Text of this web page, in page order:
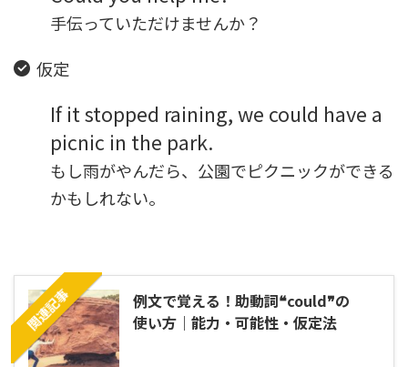
手伝っていただけませんか？
仮定
If it stopped raining, we could have a
picnic in the park.
もし雨がやんだら、公園でピクニックができる
かもしれない。
関連記事
例文で覚える！助動詞❝could❞の
使い方｜能力・可能性・仮定法